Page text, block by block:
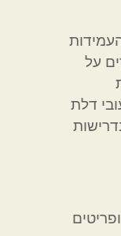
על
דלת